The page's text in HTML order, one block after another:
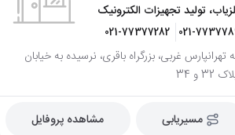
تولید تجهیزات الکترونیک
021-
021-77377282
4، محله تهرانپارس غربی، بزرگراه باقری، نرسیده به خیابان
و 34
مسیریابی مشاهده پروفایل